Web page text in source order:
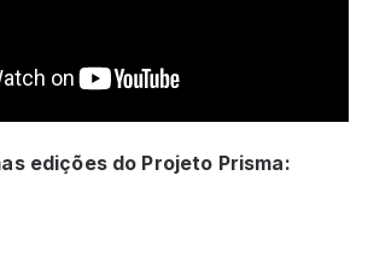
edições do Projeto Prisma: